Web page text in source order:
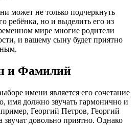
может не только подчеркнуть
ребёнка, но и выделить его из
мире многие родители
и вашему сыну будет приятно
и Фамилий
имени является его сочетание
имя должно звучать гармонично и
Георгий Петров, Георгий
довольно приятно. Однако